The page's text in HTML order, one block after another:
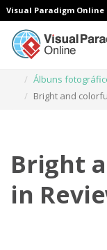
Visual Paradigm Online
Álbuns
Bright and
Bright
in